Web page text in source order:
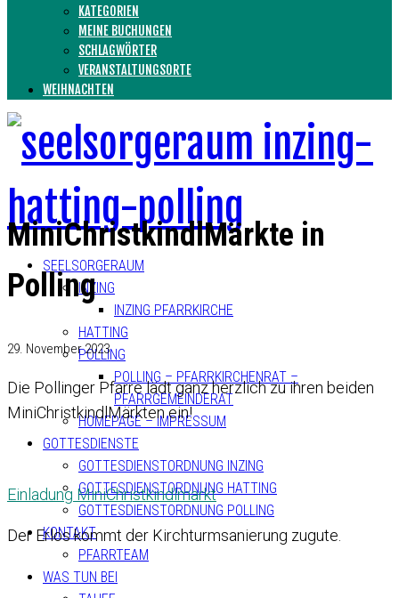
KATEGORIEN
MEINE BUCHUNGEN
SCHLAGWÖRTER
VERANSTALTUNGSORTE
WEIHNACHTEN
SEELSORGERAUM
INZING
INZING PFARRKIRCHE
HATTING
POLLING
POLLING – PFARRKIRCHENRAT –
PFARRGEMEINDERAT
HOMEPAGE – IMPRESSUM
GOTTESDIENSTE
GOTTESDIENSTORDNUNG INZING
GOTTESDIENSTORDNUNG HATTING
GOTTESDIENSTORDNUNG POLLING
KONTAKT
PFARRTEAM
WAS TUN BEI
MiniChristkindlMärkte in
Polling
29. November 2023
Die Pollinger Pfarre lädt ganz herzlich zu ihren beiden
MiniChristkindlMärkten ein!
Einladung MiniChristkindlmarkt
Der Erlös kommt der Kirchturmsanierung zugute.